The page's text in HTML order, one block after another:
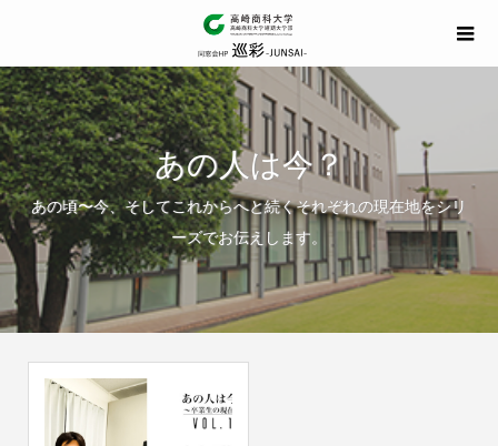
あの人は今？
あの頃〜今、そしてこれからへと続くそれぞれの現在地をシリ
ーズでお伝えします。